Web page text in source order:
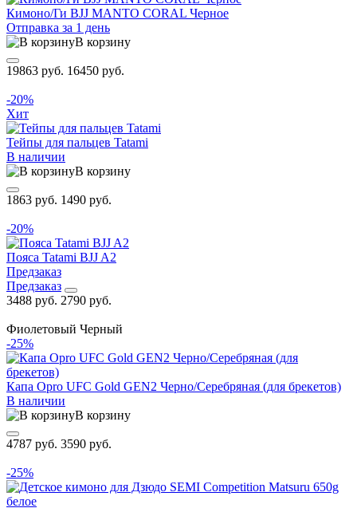
Кимоно/Ги BJJ MANTO CORAL Черное
Отправка за 1 день
В корзину
19863 руб. 16450 руб.
-20%
Хит
Тейпы для пальцев Tatami
В наличии
В корзину
1863 руб. 1490 руб.
-20%
Пояса Tatami BJJ A2
Предзаказ
Предзаказ
3488 руб. 2790 руб.
Фиолетовый Черный
-25%
Капа Opro UFC Gold GEN2 Черно/Серебряная (для брекетов)
В наличии
В корзину
4787 руб. 3590 руб.
-25%